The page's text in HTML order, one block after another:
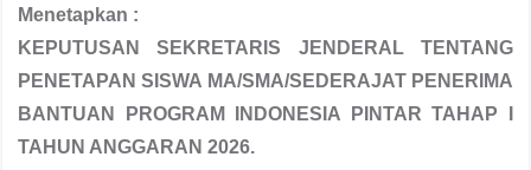
Menetapkan :
KEPUTUSAN SEKRETARIS JENDERAL TENTANG
PENETAPAN SISWA MA/SMA/SEDERAJAT PENERIMA
BANTUAN PROGRAM INDONESIA PINTAR TAHAP I
TAHUN ANGGARAN 2026.